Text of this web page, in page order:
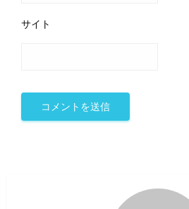
サイト